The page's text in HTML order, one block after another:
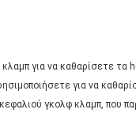
για να καθαρίσετε τα
για να
γκολφ κλαμπ, που